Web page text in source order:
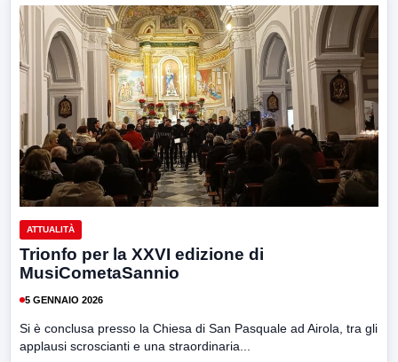
ATTUALITÀ
Trionfo per la XXVI edizione di
MusiCometaSannio
5 GENNAIO 2026
Si è conclusa presso la Chiesa di San Pasquale ad Airola, tra gli
applausi scroscianti e una straordinaria...